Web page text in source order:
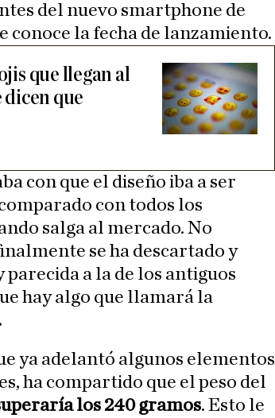
del nuevo smartphone de
conoce la fecha de lanzamiento.
que llegan al
que
con que el diseño iba a ser
con todos los
salga al mercado. No
se ha descartado y
a la de los antiguos
hay algo que llamará la
ya adelantó algunos elementos
ha compartido que el peso del
los 240 gramos. Esto le